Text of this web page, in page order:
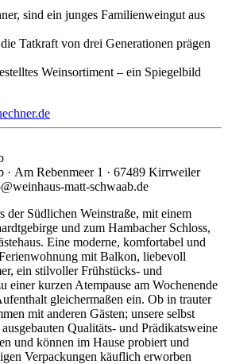
sind ein junges Familienweingut aus
Tatkraft von drei Generationen prägen
Weinsortiment – ein Spiegelbild
· Am Rebenmeer 1 · 67489 Kirrweiler
matt-schwaab.de
der Südlichen Weinstraße, mit einem
und zum Hambacher Schloss,
Eine moderne, komfortabel und
mit Balkon, liebevoll
ein stilvoller Frühstücks- und
einer kurzen Atempause am Wochenende
gleichermaßen ein. Ob in trauter
mit anderen Gästen; unsere selbst
Qualitäts- und Prädikatsweine
und können im Hause probiert und
Verpackungen käuflich erworben